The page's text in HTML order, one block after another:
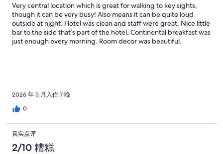
Very central location which is great for walking to key sights,
though it can be very busy! Also means it can be quite loud
outside at night. Hotel was clean and staff were great. Nice little
bar to the side that’s part of the hotel. Continental breakfast was
just enough every morning. Room decor was beautiful.
2026 年 5 月入住 7 晚
0
真实点评
2/10 糟糕